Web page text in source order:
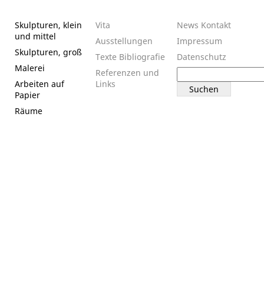
Skulpturen, klein
und mittel
Skulpturen, groß
Malerei
Arbeiten auf
Papier
Räume
Vita
Ausstellungen
Texte Bibliografie
Referenzen und
Links
News Kontakt
Impressum
Datenschutz
nach: